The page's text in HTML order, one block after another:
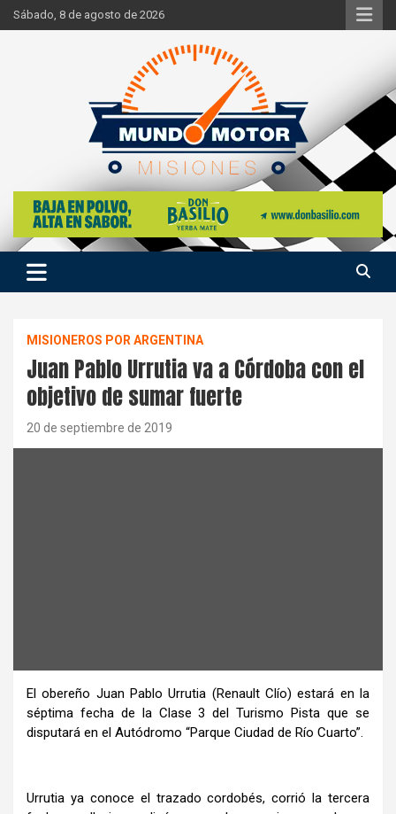
Skip
to
Sábado, 8 de agosto de 2026
Mundo Motor Misiones
Si hay ruido de motores ahí estaremos
MISIONEROS POR ARGENTINA
Juan Pablo Urrutia va a Córdoba con el
objetivo de sumar fuerte
20 de septiembre de 2019
El obereño Juan Pablo Urrutia (Renault Clío) estará en la
séptima fecha de la Clase 3 del Turismo Pista que se
disputará en el Autódromo “Parque Ciudad de Río Cuarto”.
Urrutia ya conoce el trazado cordobés, corrió la tercera